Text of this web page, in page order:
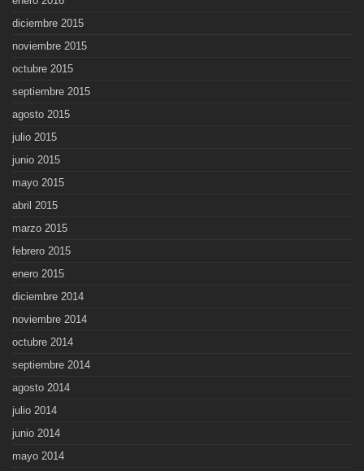
diciembre 2015
noviembre 2015
octubre 2015
septiembre 2015
agosto 2015
julio 2015
junio 2015
mayo 2015
abril 2015
marzo 2015
febrero 2015
enero 2015
diciembre 2014
noviembre 2014
octubre 2014
septiembre 2014
agosto 2014
julio 2014
junio 2014
mayo 2014